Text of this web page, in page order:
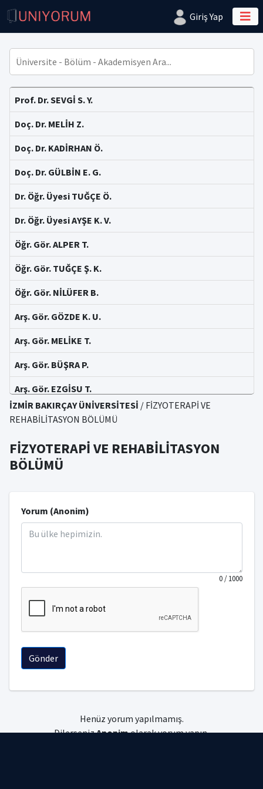
Giriş Yap
Prof. Dr. SEVGİ S. Y.
Doç. Dr. MELİH Z.
Doç. Dr. KADİRHAN Ö.
Doç. Dr. GÜLBİN E. G.
Dr. Öğr. Üyesi TUĞÇE Ö.
Dr. Öğr. Üyesi AYŞE K. V.
Öğr. Gör. ALPER T.
Öğr. Gör. TUĞÇE Ş. K.
Öğr. Gör. NİLÜFER B.
Arş. Gör. GÖZDE K. U.
Arş. Gör. MELİKE T.
Arş. Gör. BÜŞRA P.
Arş. Gör. EZGİSU T.
İZMİR BAKIRÇAY ÜNİVERSİTESİ / FİZYOTERAPİ VE
REHABİLİTASYON BÖLÜMÜ
FİZYOTERAPİ VE REHABİLİTASYON
BÖLÜMÜ
Yorum (Anonim)
0/ 1000
Gönder
Henüz yorum yapılmamış.
DilersenizAnonimolarak yorum yapın,